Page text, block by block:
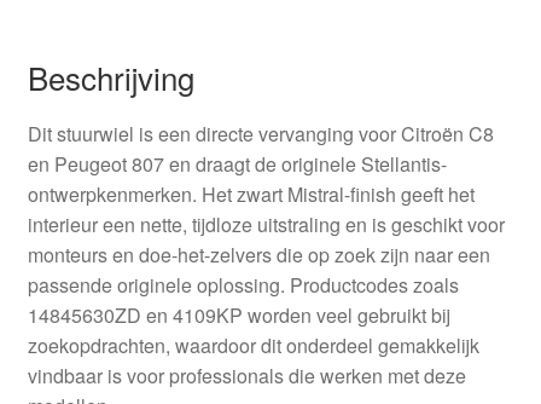
Beschrijving
Dit stuurwiel is een directe vervanging voor Citroën C8
en Peugeot 807 en draagt de originele Stellantis-
ontwerpkenmerken. Het zwart Mistral-finish geeft het
interieur een nette, tijdloze uitstraling en is geschikt voor
monteurs en doe-het-zelvers die op zoek zijn naar een
passende originele oplossing. Productcodes zoals
14845630ZD en 4109KP worden veel gebruikt bij
zoekopdrachten, waardoor dit onderdeel gemakkelijk
vindbaar is voor professionals die werken met deze